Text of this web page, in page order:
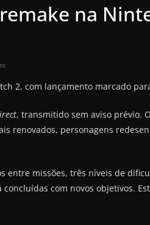
na
2, com lançamento marcado
, transmitido sem aviso prévio.
renovados, personagens
entre missões, três níveis de
com novos objetivos.